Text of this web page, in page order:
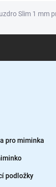
Slim 1 mm
pro miminka
podložky